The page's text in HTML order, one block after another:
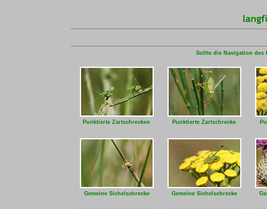
Sollte die Navigation des
Punktierte Zartschrecken Punktierte Zartschrecke
Gemeine Sichelschrecke Gemeine Sichelschrecke